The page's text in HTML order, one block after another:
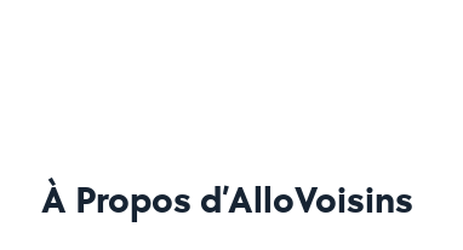
À Propos d’AlloVoisins